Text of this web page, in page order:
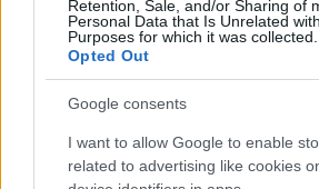
Retention, Sale, and/or Sharing of
Personal Data that Is Unrelated
Purposes for which it was collected.
Opted Out
Google consents
I want to allow Google to enable
related to advertising like cookies